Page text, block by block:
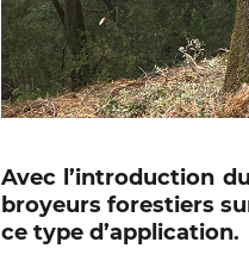
Avec l’introduction
broyeurs forestiers
ce type d’application.